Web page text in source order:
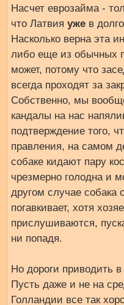
Насчет еврозайма -
что Латвия уже в
Насколько верна эта
либо еще из обычных
может, потому что
всегда проходят за
Собственно, мы
кандалы на нас
подтверждение того,
правления, на самом
собаке кидают пару
чрезмерно голодна и
другом случае собака
погавкивает, хотя
прислушиваются,
ни попадя.
Но дороги приводить
Пусть даже и не на
Голландии все так